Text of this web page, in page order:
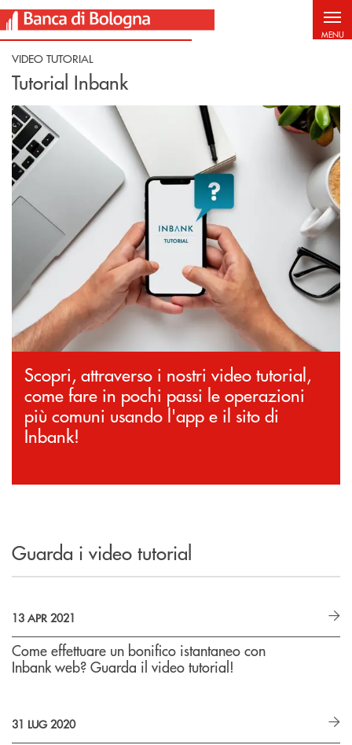
Salta al contenuto principale
MENU
VIDEO TUTORIAL
Tutorial Inbank
Scopri, attraverso i nostri video tutorial,
come fare in pochi passi le operazioni
più comuni usando l'app e il sito di
Inbank!
Guarda i video tutorial
13 APR 2021
Come effettuare un bonifico istantaneo con
Inbank web? Guarda il video tutorial!
31 LUG 2020